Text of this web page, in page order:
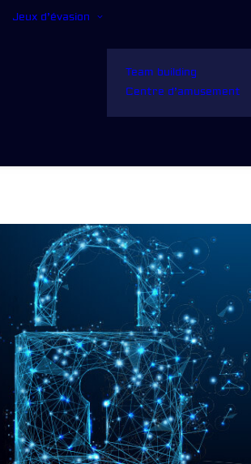
Jeux d’évasion
Team building
Centre d’amusement